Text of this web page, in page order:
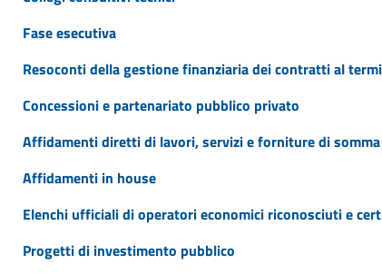
Fase esecutiva
Resoconti della gestione finanziaria dei contratti al
Concessioni e partenariato pubblico privato
Affidamenti diretti di lavori, servizi e forniture di
Affidamenti in house
Elenchi ufficiali di operatori economici riconosciuti e
Progetti di investimento pubblico